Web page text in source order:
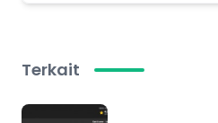
Terkait